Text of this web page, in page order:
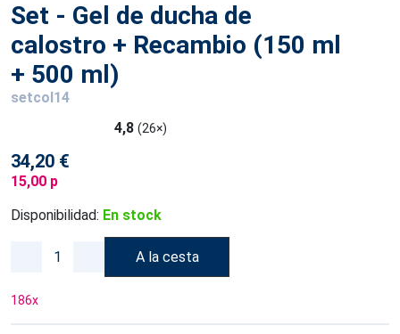
Set - Gel de ducha de
calostro + Recambio (150 ml
+ 500 ml)
setcol14
4,8 (26×)
34,20 €
15,00 p
Disponibilidad: En stock
A la cesta
186x